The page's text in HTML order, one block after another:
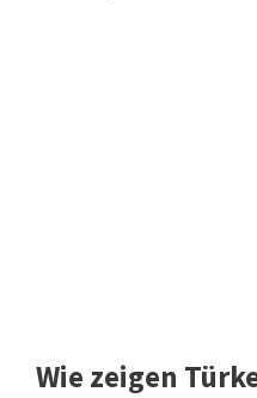
Wie zeigen